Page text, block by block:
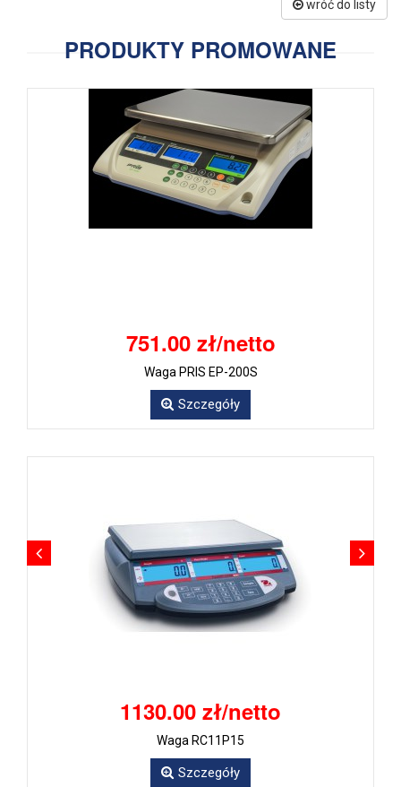
wróć do listy
PRODUKTY PROMOWANE
751.00 zł/netto
Waga PRIS EP-200S
Szczegóły
1130.00 zł/netto
Waga RC11P15
Szczegóły